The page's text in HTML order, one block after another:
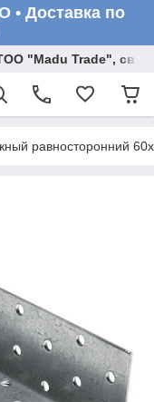
• Доставка по
"Madu Trade",
равносторонний